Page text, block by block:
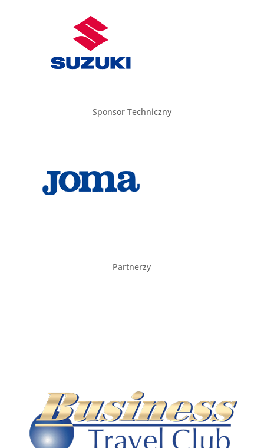
Sponsor Techniczny
Partnerzy